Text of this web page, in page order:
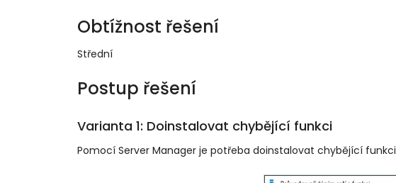
Obtížnost řešení
Střední
Postup řešení
Varianta 1: Doinstalovat chybějící funkci
Pomocí Server Manager je potřeba doinstalovat chybějící funkci